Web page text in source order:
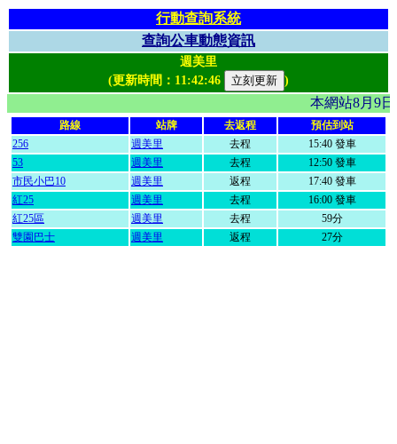
行動查詢系統
查詢公車動態資訊
週美里
(更新時間： 11:42:46 )
本網站8月9
路線 站牌 去返程
預估到站
256
週美里 去程
15:40 發車
53
週美里 去程
12:50 發車
市民小巴10
週美里 返程
17:40 發車
紅25
週美里 去程
16:00 發車
紅25區
週美里 去程
59分
雙園巴士
週美里 返程 27分